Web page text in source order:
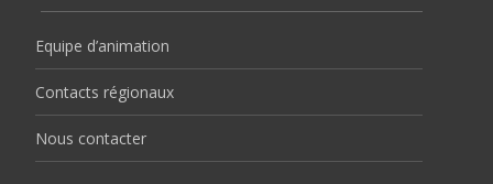
Equipe d’animation
Contacts régionaux
Nous contacter